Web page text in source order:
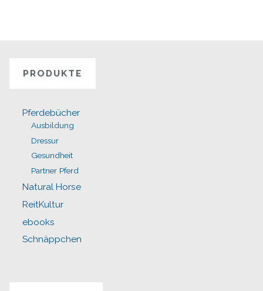
PRODUKTE
Pferdebücher
Ausbildung
Dressur
Gesundheit
Partner Pferd
Natural Horse
ReitKultur
ebooks
Schnäppchen